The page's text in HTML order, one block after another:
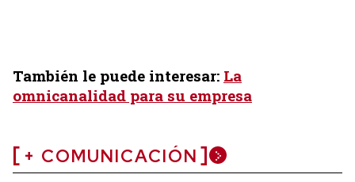
También le puede interesar: La
omnicanalidad para su empresa
+ COMUNICACIÓN